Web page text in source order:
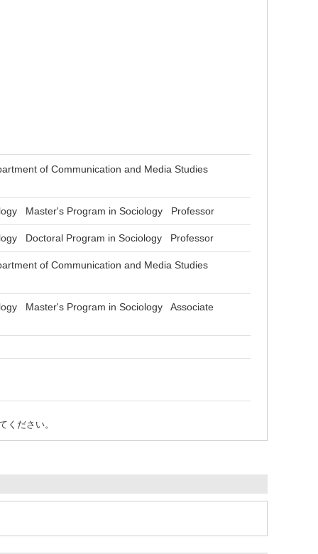
of Communication and Media Studies
Master's Program in Sociology Professor
Doctoral Program in Sociology Professor
of Communication and Media Studies
Master's Program in Sociology Associate
ください。